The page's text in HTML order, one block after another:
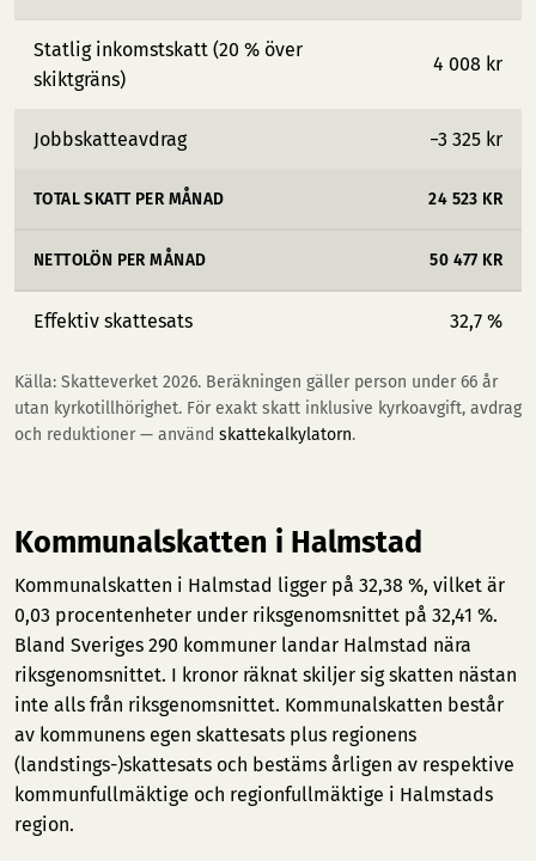
Statlig inkomstskatt (20 % över
skiktgräns)
4 008 kr
Jobbskatteavdrag −3 325 kr
TOTAL SKATT PER MÅNAD 24 523 KR
NETTOLÖN PER MÅNAD 50 477 KR
Effektiv skattesats 32,7 %
Källa: Skatteverket 2026. Beräkningen gäller person under 66 år
utan kyrkotillhörighet. För exakt skatt inklusive kyrkoavgift, avdrag
och reduktioner — använd skattekalkylatorn.
Kommunalskatten i Halmstad
Kommunalskatten i Halmstad ligger på 32,38 %, vilket är
0,03 procentenheter under riksgenomsnittet på 32,41 %.
Bland Sveriges 290 kommuner landar Halmstad nära
riksgenomsnittet. I kronor räknat skiljer sig skatten nästan
inte alls från riksgenomsnittet. Kommunalskatten består
av kommunens egen skattesats plus regionens
(landstings-)skattesats och bestäms årligen av respektive
kommunfullmäktige och regionfullmäktige i Halmstads
region.